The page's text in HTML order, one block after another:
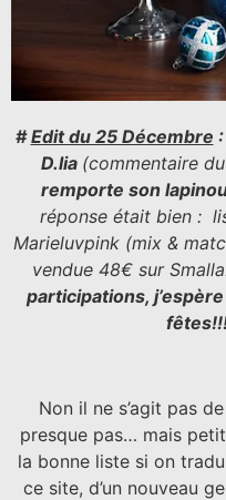
#Edit du 25 Décembre
D.lia (commentaire
remporte son
réponse était bien :
Marieluvpink (mix &
vendue 48€ sur
participations,
Non il ne s’agit pas
presque pas… mais
la bonne liste si on
ce site, d’un nouveau